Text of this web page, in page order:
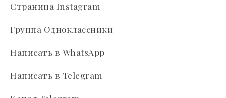
Страница Instagram
Группа Одноклассники
Написать в WhatsApp
Написать в Telegram